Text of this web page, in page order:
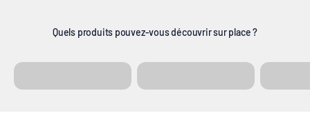
Quels produits pouvez-vous découvrir sur place ?
Écrans de